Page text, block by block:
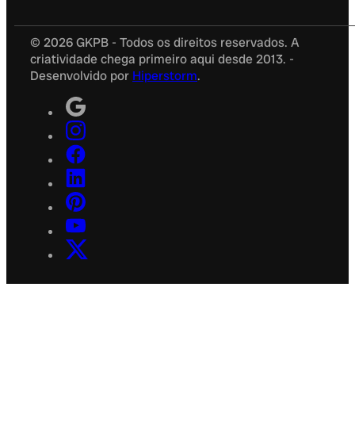
© 2026 GKPB - Todos os direitos reservados. A
criatividade chega primeiro aqui desde 2013. -
Desenvolvido por Hiperstorm.